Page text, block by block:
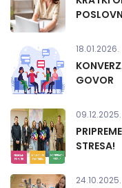
18.01.2026.
GOVOR
09.12.2025.
STRESA!
24.10.2025.